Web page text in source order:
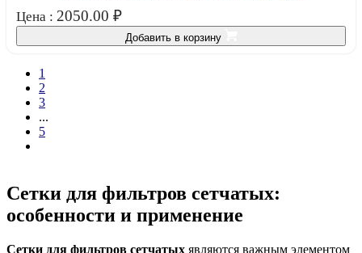
Цена : 2050.00 ₽
Добавить в корзину
1
2
3
...
5
Сетки для фильтров сетчатых:
особенности и применение
Сетки для фильтров сетчатых являются важным элементом